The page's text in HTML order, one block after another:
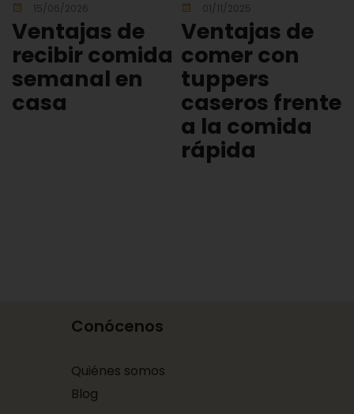
15/06/2026
Ventajas de
recibir comida
semanal en
casa
01/11/2025
Ventajas de
comer con
tuppers
caseros frente
a la comida
rápida
Conócenos
Quiénes somos
Blog